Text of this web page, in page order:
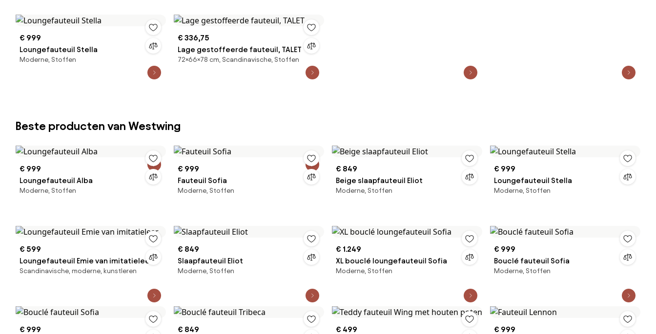
€ 999
Loungefauteuil Stella
Moderne, Stoffen
€ 336,75
Lage gestoffeerde fauteuil, TALET
72×66×78 cm, Scandinavische, Stoffen
Beste producten van Westwing
€ 999
Loungefauteuil Alba
Moderne, Stoffen
€ 999
Fauteuil Sofia
Moderne, Stoffen
€ 849
Beige slaapfauteuil Eliot
Moderne, Stoffen
€ 999
Loungefauteuil Stella
Moderne, Stoffen
€ 599
Loungefauteuil Emie van imitatieleer
Scandinavische, moderne, kunstleren
€ 849
Slaapfauteuil Eliot
Moderne, Stoffen
€ 1.249
XL bouclé loungefauteuil Sofia
Moderne, Stoffen
€ 999
Bouclé fauteuil Sofia
Moderne, Stoffen
€ 999
€ 849
€ 499
€ 999